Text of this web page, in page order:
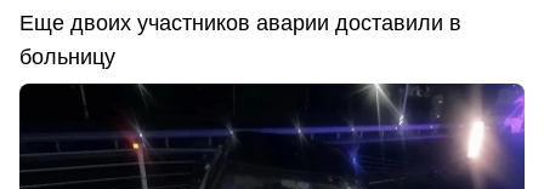
Еще двоих участников аварии доставили в
больницу